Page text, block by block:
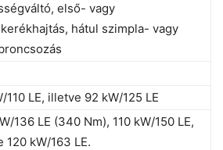
első- vagy
hátul szimpla- vagy
110 LE, illetve 92 kW/125 LE
136 LE (340 Nm), 110 kW/150 LE,
120 kW/163 LE.